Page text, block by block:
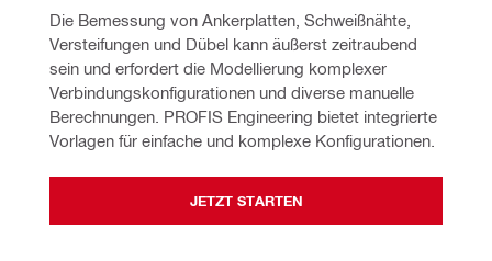
Die Bemessung von Ankerplatten, Schweißnähte,
Versteifungen und Dübel kann äußerst zeitraubend
sein und erfordert die Modellierung komplexer
Verbindungskonfigurationen und diverse manuelle
Berechnungen. PROFIS Engineering bietet integrierte
Vorlagen für einfache und komplexe Konfigurationen.
JETZT STARTEN